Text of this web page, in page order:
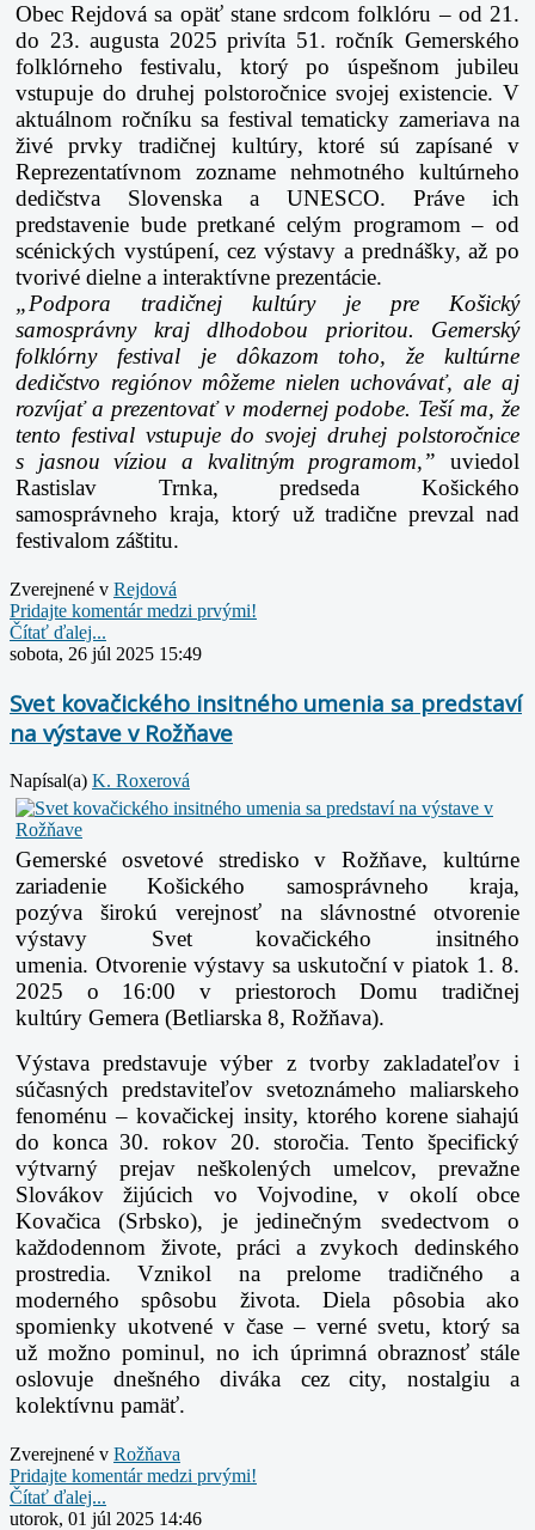
Obec Rejdová sa opäť stane srdcom folklóru – od 21.
do 23. augusta 2025 privíta 51.ročník Gemerského
folklórneho festivalu, ktorý po úspešnom jubileu
vstupuje do druhej polstoročnice svojej existencie. V
aktuálnom ročníku sa festival tematicky zameriava na
živé prvky tradičnej kultúry,ktoré sú zapísané v
Reprezentatívnom zozname nehmotného kultúrneho
dedičstva Slovenska a UNESCO. Práve ich
predstavenie bude pretkané celým programom – od
scénických vystúpení, cezvýstavy a prednášky, až po
tvorivé dielne a interaktívne prezentácie.
„Podpora tradičnej kultúry je pre Košický
samosprávny kraj dlhodobou prioritou. Gemerský
folklórny festival je dôkazom toho, že kultúrne
dedičstvo regiónov môžeme nielen uchovávať, ale aj
rozvíjať aprezentovať v modernej podobe. Teší ma, že
tento festival vstupuje do svojej druhej polstoročnice
s jasnou víziou a kvalitným programom,” uviedol
Rastislav Trnka, predseda Košického
samosprávneho kraja, ktorý už tradične prevzal nad
festivalom záštitu.
Zverejnené v Rejdová
Pridajte komentár medzi prvými!
Čítať ďalej...
sobota, 26 júl 2025 15:49
Svet kovačického insitného umenia sa predstaví
na výstave v Rožňave
Napísal(a) K. Roxerová
Gemerské osvetové stredisko v Rožňave, kultúrne
zariadenie Košického samosprávneho kraja,
pozývaširokú verejnosť na slávnostné otvorenie
výstavy Svet kovačického insitného
umenia. Otvorenie výstavy sa uskutoční v piatok 1. 8.
2025 o 16:00 v priestoroch Domu tradičnej
kultúry Gemera (Betliarska 8, Rožňava).
Výstava predstavuje výber z tvorby zakladateľov i
súčasných predstaviteľov svetoznámeho maliarskeho
fenoménu – kovačickej insity, ktorého korene siahajú
do konca 30. rokov 20. storočia. Tento špecifický
výtvarný prejav neškolených umelcov, prevažne
Slovákov žijúcich vo Vojvodine, v okolí obce
Kovačica (Srbsko), je jedinečným svedectvom o
každodennom živote, práci a zvykoch dedinského
prostredia. Vznikol na prelome tradičného a
modernéhospôsobu života. Diela pôsobia ako
spomienky ukotvené v čase – verné svetu, ktorý sa
užmožno pominul, no ich úprimná obraznosť stále
oslovuje dnešného diváka cez city, nostalgiu a
kolektívnu pamäť.
Zverejnené v Rožňava
Pridajte komentár medzi prvými!
Čítať ďalej...
utorok, 01 júl 2025 14:46